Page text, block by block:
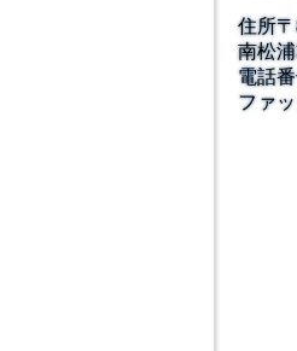
住所〒
南松
電話
ファ